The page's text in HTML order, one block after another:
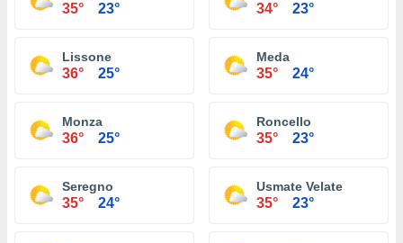
35° 23° 34° 23°
Lissone
36° 25°
Meda
35° 24°
Monza
36° 25°
Roncello
35° 23°
Seregno
35° 24°
Usmate Velate
35° 23°